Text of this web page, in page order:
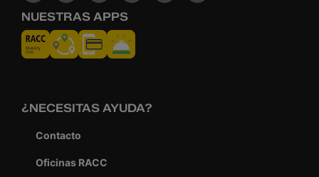
NUESTRAS APPS
¿NECESITAS AYUDA?
Contacto
Oficinas RACC